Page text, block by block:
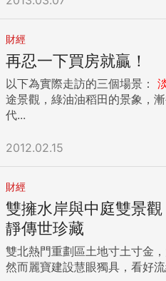
財經
再忍一下買房就贏！
以下為實際走訪的三個場景：
途景觀，綠油油稻田的景象，
代...
2012.02.15
財經
雙擁水岸與中庭雙景
靜傳世珍藏
雙北熱門重劃區土地寸土寸金
然而麗寶建設慧眼獨具，看好